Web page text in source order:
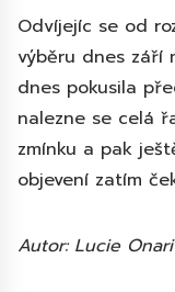
Odvíjejíc se od
výběru dnes září
dnes pokusila
nalezne se celá
zmínku a pak
objevení zatím
Autor: Lucie